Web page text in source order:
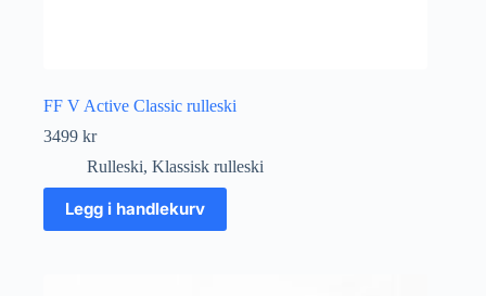
FF V Active Classic rulleski
3499 kr
Rulleski, Klassisk rulleski
Legg i handlekurv